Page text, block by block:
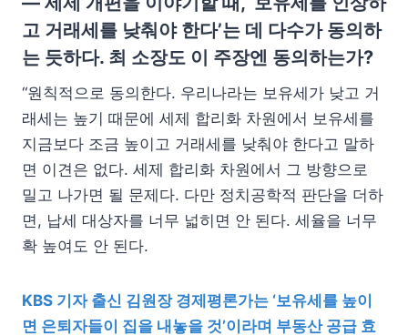
고 거래세를 낮춰야 한다’는 데 다수가 동의하
는 듯하다. 최 소장도 이 주장엔 동의하는가?
“원칙적으로 동의한다. 우리나라는 보유세가 낮고 거
래세는 높기 때문에 세제 합리화 차원에서 보유세를
지금보다 조금 높이고 거래세를 낮춰야 한다고 말하
면 이견은 없다. 세제 합리화 차원에서 그 방향으로
밀고 나가면 될 문제다. 다만 정치공학적 판단을 더하
면, 납세 대상자를 너무 넓히면 안 된다. 세율을 너무
확 높여도 안 된다.
KBS 기자 출신 김원장 경제평론가는 ‘보유세를 높이
면 은퇴자들이 집을 내놓을 것’이라며 부동산 공급 효